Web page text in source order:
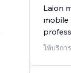
Laion
mobile
ให้บริกา